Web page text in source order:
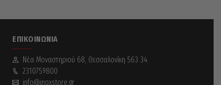
ΕΠΙΚΟΙΝΩΝΊΑ
Νέα Mοναστηριού 68, Θεσσαλονίκη 563 34
2310759800
info@inoxstore.gr